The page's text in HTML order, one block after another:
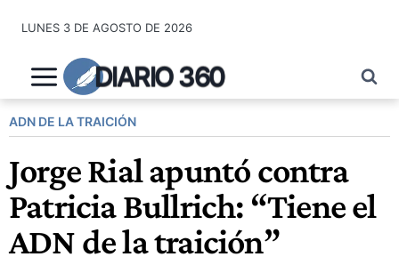
contenido
LUNES 3 DE AGOSTO DE 2026
DIARIO 360
ADN DE LA TRAICIÓN
Jorge Rial apuntó contra
Patricia Bullrich: “Tiene el
ADN de la traición”